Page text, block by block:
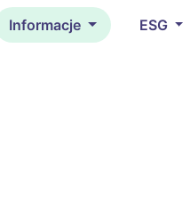
Informacje ESG